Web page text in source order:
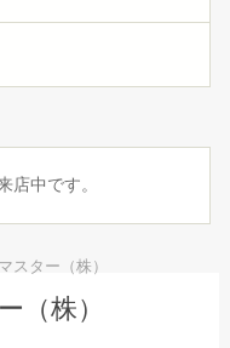
店中です。
スター（株）
（株）